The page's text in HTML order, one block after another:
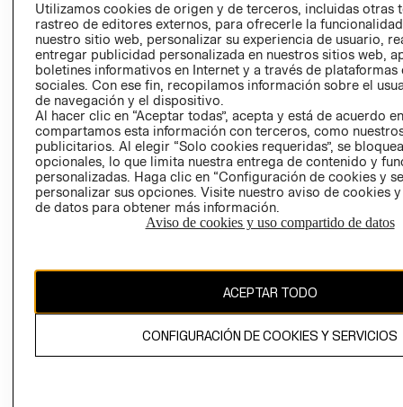
COOKIES
LIBRO DE
Ecuador ($)
CAMBIAR REGIÓN
El contenido de esta página web está protegido por copyright y es
Utilizamos cookies de origen y de terceros, incluidas otras
rastreo de editores externos, para ofrecerle la
nuestro sitio web, personalizar su experiencia de usuario,
entregar publicidad personalizada en nuestros sitios web,
boletines informativos en Internet y a través de plataformas
sociales. Con ese fin, recopilamos información sobre el
de navegación y el dispositivo.
Al hacer clic en “Aceptar todas”, acepta y está de acuerdo
compartamos esta información con terceros, como
publicitarios. Al elegir “Solo cookies requeridas”, se
opcionales, lo que limita nuestra entrega de contenido y
personalizadas. Haga clic en “Configuración de cookies y
personalizar sus opciones. Visite nuestro aviso de cookies
de datos para obtener más información.
Aviso de cookies y uso compartido de datos
ACEPTAR TODO
CONFIGURACIÓN DE COOKIES Y SERVICIOS